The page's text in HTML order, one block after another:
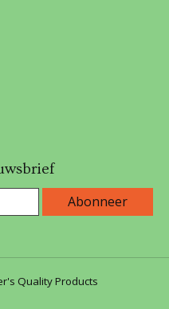
Abonneer
Quality Products